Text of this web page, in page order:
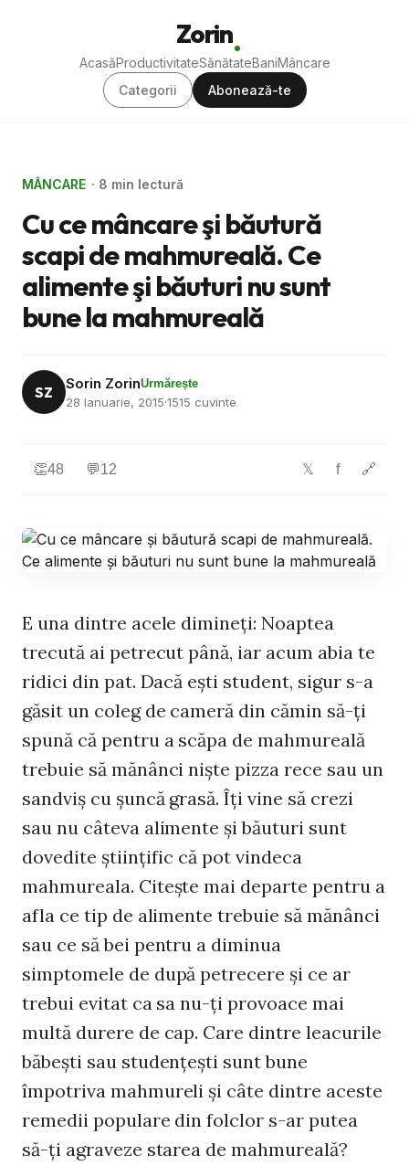
Zorin
AcasăProductivitateSănătateBaniMâncare
Categorii
Abonează-te
MÂNCARE · 8 min lectură
Cu ce mâncare şi băutură
scapi de mahmureală. Ce
alimente şi băuturi nu sunt
bune la mahmureală
SZ Sorin ZorinUrmărește
28 Ianuarie, 2015·1515 cuvinte
👏48 💬12 𝕏 f 🔗
E una dintre acele dimineţi: Noaptea
trecută ai petrecut până, iar acum abia te
ridici din pat. Dacă eşti student, sigur s-a
găsit un coleg de cameră din cămin să-ţi
spună că pentru a scăpa de mahmureală
trebuie să mănânci nişte pizza rece sau un
sandviş cu şuncă grasă. Îţi vine să crezi
sau nu câteva alimente şi băuturi sunt
dovedite ştiinţific că pot vindeca
mahmureala. Citeşte mai departe pentru a
afla ce tip de alimente trebuie să mănânci
sau ce să bei pentru a diminua
simptomele de după petrecere şi ce ar
trebui evitat ca sa nu-ţi provoace mai
multă durere de cap. Care dintre leacurile
băbeşti sau studenţeşti sunt bune
împotriva mahmureli şi câte dintre aceste
remedii populare din folclor s-ar putea
să-ţi agraveze starea de mahmureală?